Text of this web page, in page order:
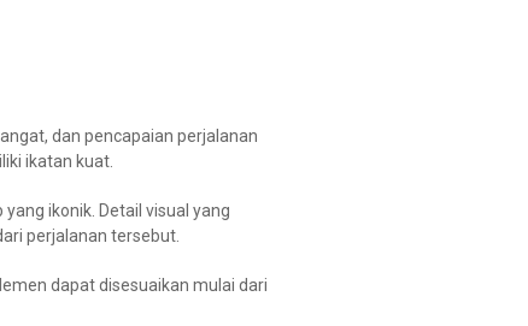
dan pencapaian perjalanan
ikatan kuat.
ikonik. Detail visual yang
perjalanan tersebut.
dapat disesuaikan mulai dari